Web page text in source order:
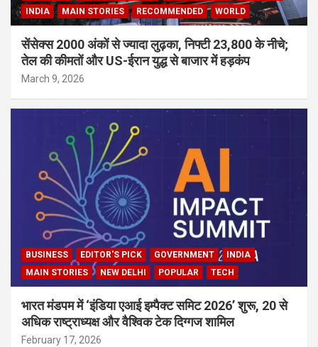
INDIA
MAIN STORIES RECOMMENDED WORLD
सेंसेक्स 2000 अंकों से ज्यादा लुढ़का, निफ्टी 23,800 के नीचे;
तेल की कीमतों और US-ईरान युद्ध से बाजार में हड़कंप
March 9, 2026
BUSINESS EDITOR'S PICK GOVERNMENT
INDIA
MAIN STORIES
NEW DELHI POPULAR TECH
भारत मंडपम में ‘इंडिया एआई इम्पैक्ट समिट 2026’ शुरू, 20 से
अधिक राष्ट्राध्यक्ष और वैश्विक टेक दिग्गज शामिल
February 17, 2026